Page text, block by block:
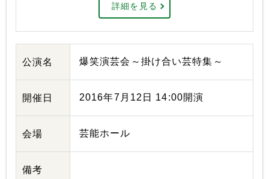
詳細を見る
公演名 爆笑演芸会～掛け合い芸特集～
開催日 2016年7月12日 14:00開演
会場 芸能ホール
備考